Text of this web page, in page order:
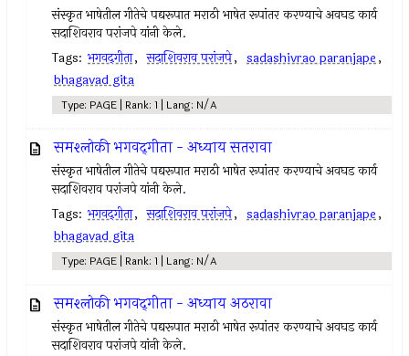
संस्कृत भाषेतील गीतेचे पद्यरूपात मराठी भाषेत रूपांतर करण्याचे अवघड कार्य
सदाशिवराव परांजपे यांनी केले.
Tags: भगवद्‌गीता, सदाशिवराव परांजपे, sadashivrao paranjape,
bhagavad gita
Type: PAGE | Rank: 1 | Lang: N/A
समश्लोकी भगवद्‌गीता - अध्याय सतरावा
संस्कृत भाषेतील गीतेचे पद्यरूपात मराठी भाषेत रूपांतर करण्याचे अवघड कार्य
सदाशिवराव परांजपे यांनी केले.
Tags: भगवद्‌गीता, सदाशिवराव परांजपे, sadashivrao paranjape,
bhagavad gita
Type: PAGE | Rank: 1 | Lang: N/A
समश्लोकी भगवद्‌गीता - अध्याय अठरावा
संस्कृत भाषेतील गीतेचे पद्यरूपात मराठी भाषेत रूपांतर करण्याचे अवघड कार्य
सदाशिवराव परांजपे यांनी केले.